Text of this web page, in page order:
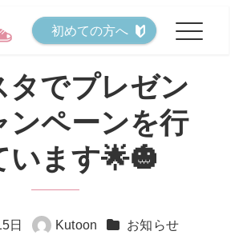
初めての方へ
タでプレゼン
ンペーンを行
います🌟🎃
日
著
Kutoon カテゴリー
お知らせ